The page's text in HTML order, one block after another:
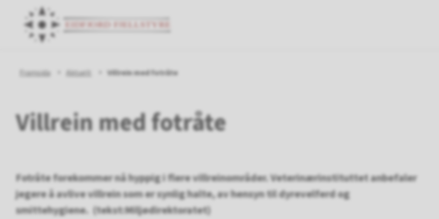
her:
Framsida Aktuelt Villrein med fotråte
Villrein med fotråte
Fotråte forekommer nå hyppig i flere villreinområder. Veterinærinstituttet anbefaler
jegere å avlive villrein som er synlig halte, av hensyn til dyrevelferd og
smittehygiene. (tekst:Miljødirektoratet)